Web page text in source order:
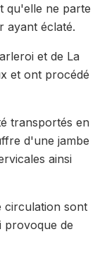
qu'elle ne parte
ayant éclaté.
et de La
et ont procédé
transportés en
d'une jambe
ainsi
circulation sont
provoque de